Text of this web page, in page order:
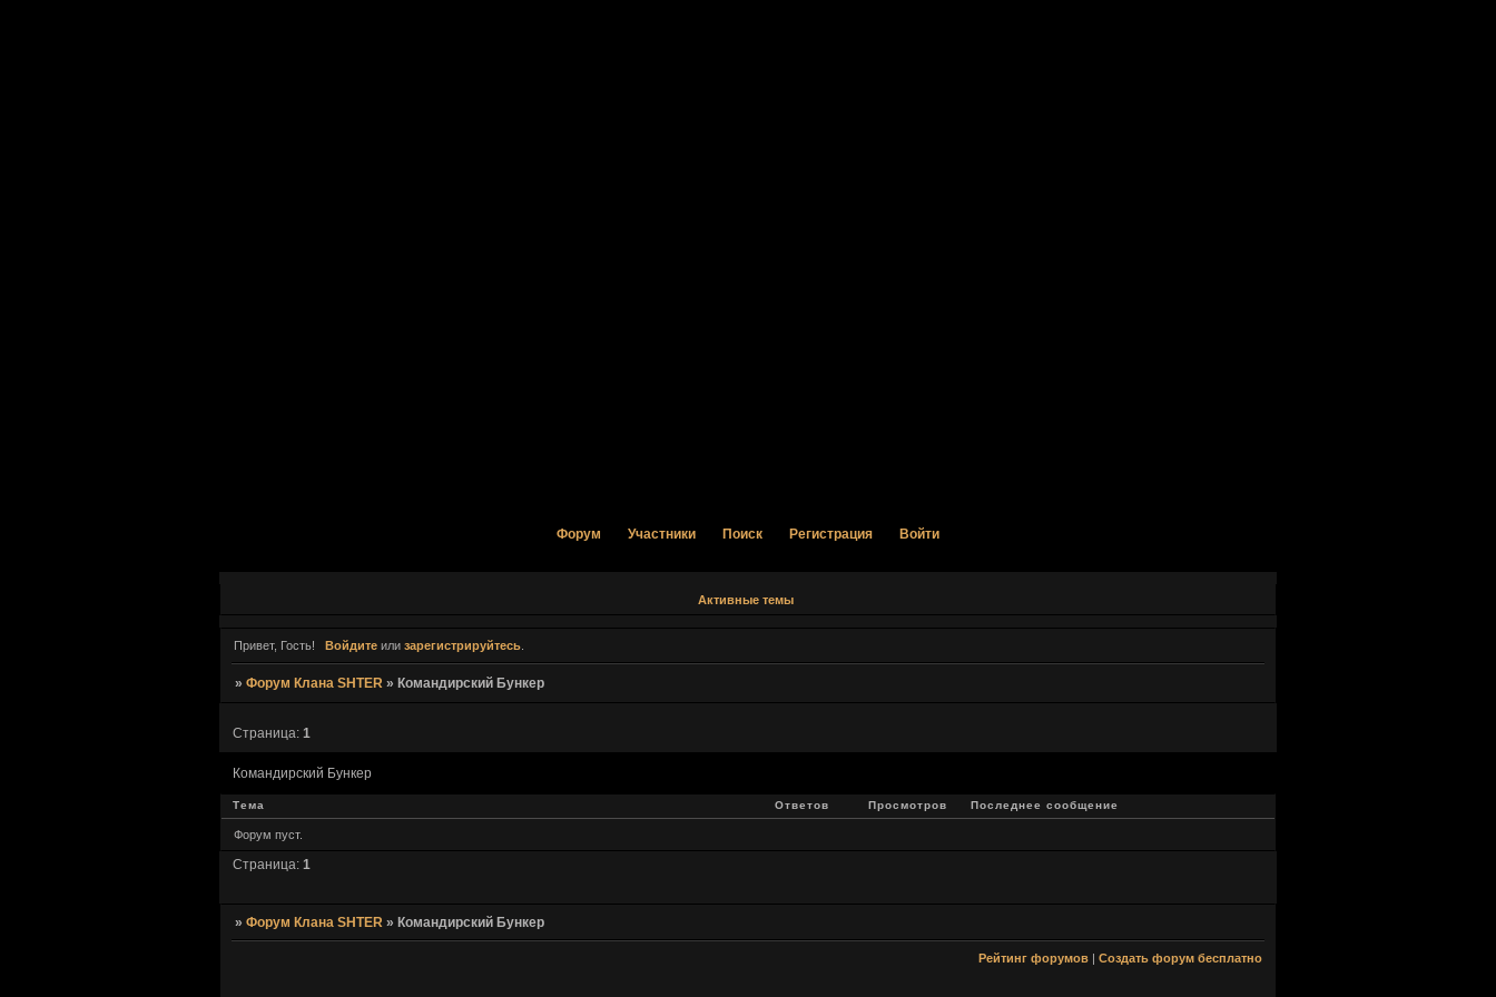
Форум Участники Поиск Регистрация Войти
Активные темы
Привет, Гость! Войдитеили зарегистрируйтесь.
»Форум Клана SHTER » Командирский Бункер
Командирский Бункер
Страница:1
Тема Ответов Просмотров Последнее сообщение
Форум пуст.
Страница:1
»Форум Клана SHTER » Командирский Бункер
Рейтинг форумов | Создать форум бесплатно